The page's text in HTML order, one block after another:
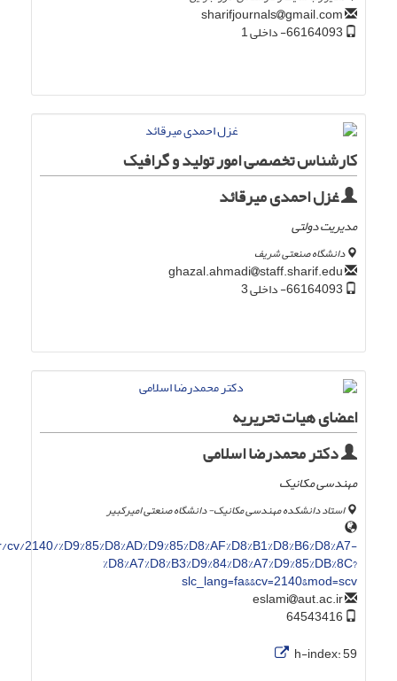
gmail.com
کارشناس تخصصی امور تولید و گرافیک
غزل احمدی میرقائد
مدیریت دولتی
دانشگاه صنعتی شریف
staff.sharif.edu
اعضای هیات تحریریه
دکتر محمدرضا اسلامی
مهندسی مکانیک
استاد دانشکده مهندسی مکانیک- دانشگاه صنعتی امیرکبیر
2140/%D9%85%D8%AD%D9%85%D8%AF%D8%B1%D8%B6%D8%A7-
%D8%A7%D8%B3%D9%84%D8%A7%D9%85%DB%8C?
slc_lang=fa&&cv=2140&mod=scv
aut.ac.ir
h-index:59